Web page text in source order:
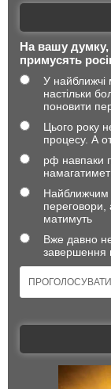
На вашу думку,
примусять
У найближчі
настільки
поновити
Цього року
процесу. А
рф навпаки
Найближчим
переговори,
матимуть
Вже давно
завершення